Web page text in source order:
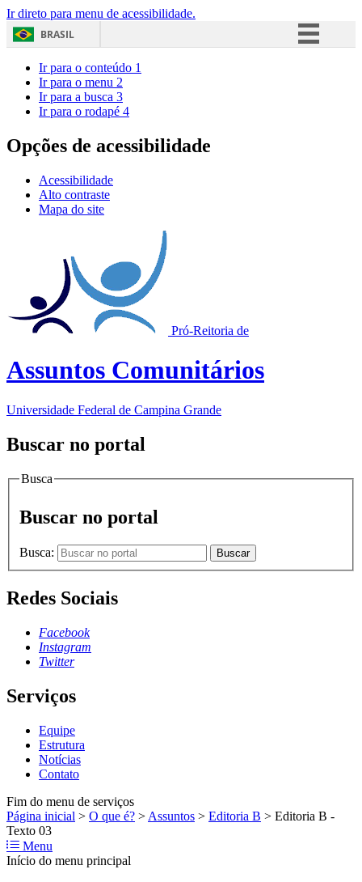
Ir direto para menu de acessibilidade.
BRASIL
Acesso à informação
Ir para o conteúdo 1
Ir para o menu 2
Ir para a busca 3
Ir para o rodapé 4
Opções de acessibilidade
Acessibilidade
Alto contraste
Mapa do site
Pró-Reitoria de
Assuntos Comunitários
Universidade Federal de Campina Grande
Buscar no portal
Busca
Buscar no portal
Busca: Buscar
Redes Sociais
Facebook
Instagram
Twitter
Serviços
Equipe
Estrutura
Notícias
Contato
Fim do menu de serviços
Página inicial > O que é? > Assuntos > Editoria B > Editoria B -
Texto 03
Menu
Início do menu principal